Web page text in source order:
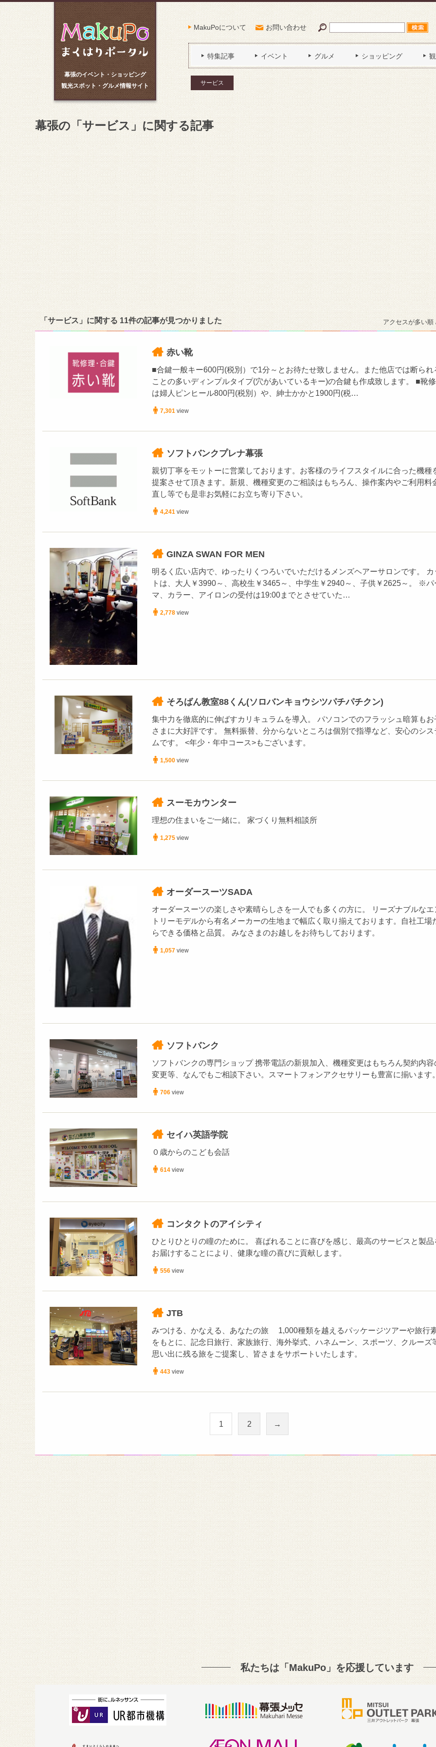
幕張のイベント・ショッピング
観光スポット・グルメ情報サイト
MakuPoについて お問い合わせ
特集記事 イベント グルメ ショッピング
サービス
幕張の「サービス」に関する記事
「サービス」に関する 11件の記事が見つかりました アクセスが多い
赤い靴
■合鍵一般キー600円(税別）で1分～とお待たせ致しません。また他店では断られ
ことの多いディンプルタイプ(穴があいているキー)の合鍵も作成致します。 ■靴
は婦人ピンヒール800円(税別）や、紳士かかと1900円(税…
7,301 view
ソフトバンクプレナ幕張
親切丁寧をモットーに営業しております。お客様のライフスタイルに合った機種
提案させて頂きます。新規、機種変更のご相談はもちろん、操作案内やご利用料
直し等でも是非お気軽にお立ち寄り下さい。
4,241 view
GINZA SWAN FOR MEN
明るく広い店内で、ゆったりくつろいでいただけるメンズヘアーサロンです。 カ
トは、大人￥3990～、高校生￥3465～、中学生￥2940～、子供￥2625～。 ※パ
マ、カラー、アイロンの受付は19:00までとさせていた…
2,778 view
そろばん教室88くん(ソロバンキョウシツパチパチクン)
集中力を徹底的に伸ばすカリキュラムを導入。 パソコンでのフラッシュ暗算もお
さまに大好評です。 無料振替、分からないところは個別で指導など、安心のシス
ムです。 <年少・年中コース>もございます。
1,500 view
スーモカウンター
理想の住まいをご一緒に。 家づくり無料相談所
1,275 view
オーダースーツSADA
オーダースーツの楽しさや素晴らしさを一人でも多くの方に。 リーズナブルなエ
トリーモデルから有名メーカーの生地まで幅広く取り揃えております。自社工場
らできる価格と品質。 みなさまのお越しをお待ちしております。
1,057 view
ソフトバンク
ソフトバンクの専門ショップ 携帯電話の新規加入、機種変更はもちろん契約内容
変更等、なんでもご相談下さい。スマートフォンアクセサリーも豊富に揃います
706 view
セイハ英語学院
０歳からのこども会話
614 view
コンタクトのアイシティ
ひとりひとりの瞳のために。 喜ばれることに喜びを感じ、最高のサービスと製品
お届けすることにより、健康な瞳の喜びに貢献します。
556 view
JTB
みつける、かなえる、あなたの旅 1,000種類を越えるパッケージツアーや旅行
をもとに、記念日旅行、家族旅行、海外挙式、ハネムーン、スポーツ、クルーズ
思い出に残る旅をご提案し、皆さまをサポートいたします。
443 view
1 2 →
私たちは「MakuPo」を応援しています